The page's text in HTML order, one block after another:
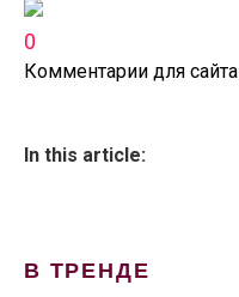
0
Комментарии для сайта
In this article:
В ТРЕНДЕ